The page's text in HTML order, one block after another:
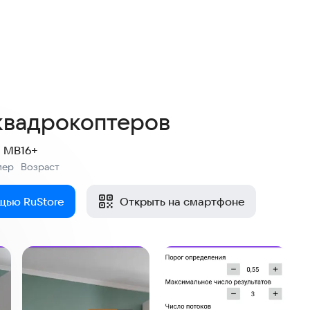
MB
Возраст
16+
RuStore Открыть на смартфоне